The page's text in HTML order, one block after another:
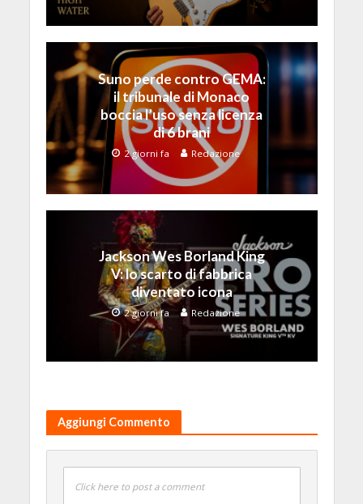
Suno perde contro GEMA:
il tribunale di Monaco
boccia l’uso senza licenza
di 6 brani
2 giorni fa Redazione
Jackson Wes Borland King
V: lo scarto di fabbrica
diventato icona
2 giorni fa Redazione
Aggiungi Commento
Click here to post a comment